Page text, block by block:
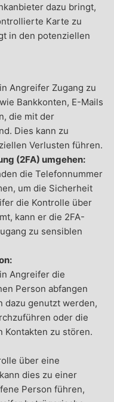
dazu bringt,
Karte zu
in den potenziellen
Angreifer Zugang zu
Bankkonten, E-Mails
die mit der
Dies kann zu
Verlusten führen.
(2FA) umgehen:
die Telefonnummer
um die Sicherheit
die Kontrolle über
kann er die 2FA-
zu sensiblen
Angreifer die
Person abfangen
dazu genutzt werden,
oder die
Kontakten zu stören.
über eine
dies zu einer
Person führen,